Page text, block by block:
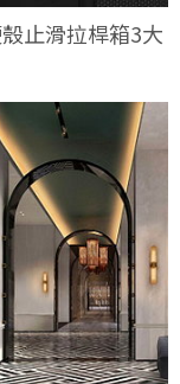
止滑拉桿箱3大